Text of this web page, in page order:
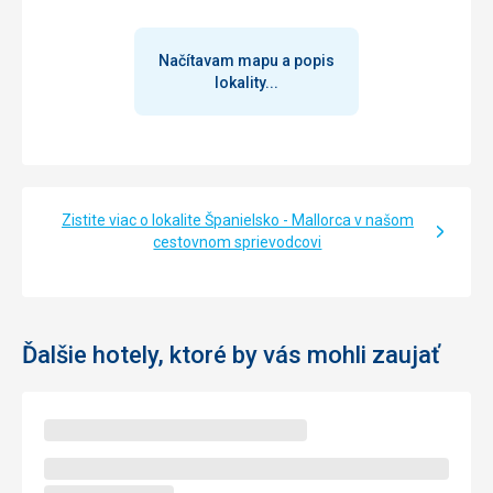
Načítavam mapu a popis
lokality...
Zistite viac o lokalite Španielsko - Mallorca v našom
cestovnom sprievodcovi
Ďalšie hotely, ktoré by vás mohli zaujať